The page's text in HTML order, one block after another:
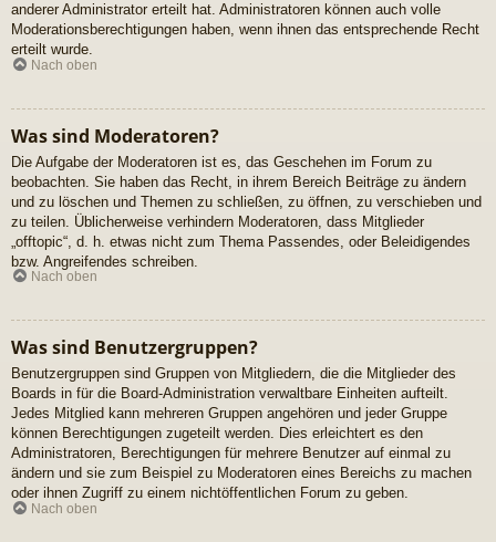
anderer Administrator erteilt hat. Administratoren können auch volle
Moderationsberechtigungen haben, wenn ihnen das entsprechende Recht
erteilt wurde.
Nach oben
Was sind Moderatoren?
Die Aufgabe der Moderatoren ist es, das Geschehen im Forum zu
beobachten. Sie haben das Recht, in ihrem Bereich Beiträge zu ändern
und zu löschen und Themen zu schließen, zu öffnen, zu verschieben und
zu teilen. Üblicherweise verhindern Moderatoren, dass Mitglieder
„offtopic“, d. h. etwas nicht zum Thema Passendes, oder Beleidigendes
bzw. Angreifendes schreiben.
Nach oben
Was sind Benutzergruppen?
Benutzergruppen sind Gruppen von Mitgliedern, die die Mitglieder des
Boards in für die Board-Administration verwaltbare Einheiten aufteilt.
Jedes Mitglied kann mehreren Gruppen angehören und jeder Gruppe
können Berechtigungen zugeteilt werden. Dies erleichtert es den
Administratoren, Berechtigungen für mehrere Benutzer auf einmal zu
ändern und sie zum Beispiel zu Moderatoren eines Bereichs zu machen
oder ihnen Zugriff zu einem nichtöffentlichen Forum zu geben.
Nach oben